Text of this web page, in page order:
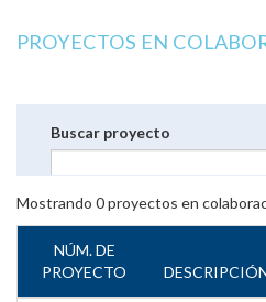
PROYECTOS EN
Buscar proyecto
Mostrando 0proyectos en
NÚM. DE
PROYECTO